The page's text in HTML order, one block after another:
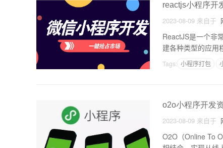
reactjs小程序开
2023-08-09 来自于
ReactJS是一个非
建各种类型的应用
JS构建小程序。
Tags: 小程序打包
o2o小程序开发
2023-08-09 来自于
O2O（Online To